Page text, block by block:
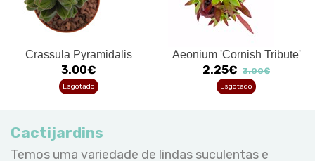
Crassula Pyramidalis
3.00€
Esgotado
Aeonium 'Cornish Tribute'
2.25€ 3.00€
Esgotado
Cactijardins
Temos uma variedade de lindas suculentas e